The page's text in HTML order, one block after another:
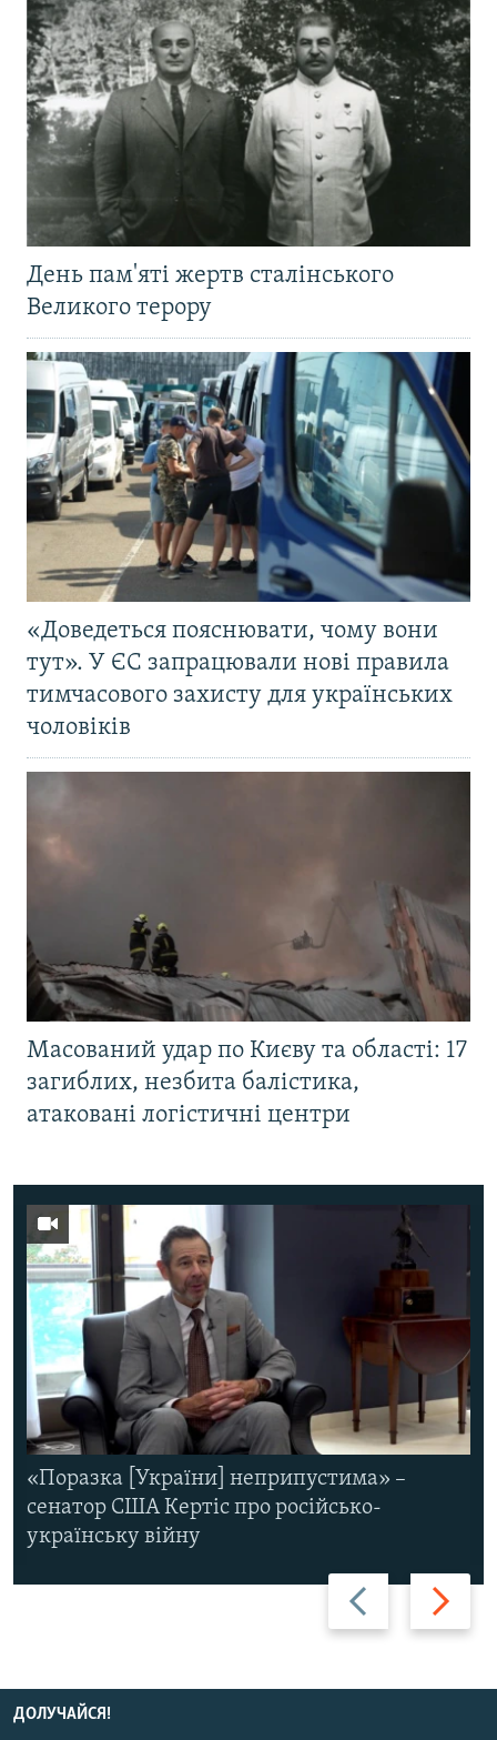
День пам'яті жертв сталінського
Великого терору
«Доведеться пояснювати, чому вони
тут». У ЄС запрацювали нові правила
тимчасового захисту для українських
чоловіків
Масований удар по Києву та області: 17
загиблих, незбита балістика,
атаковані логістичні центри
Назад Вперед
«Поразка [України] неприпустима» –
сенатор США Кертіс про російсько-
українську війну
ДОЛУЧАЙСЯ!